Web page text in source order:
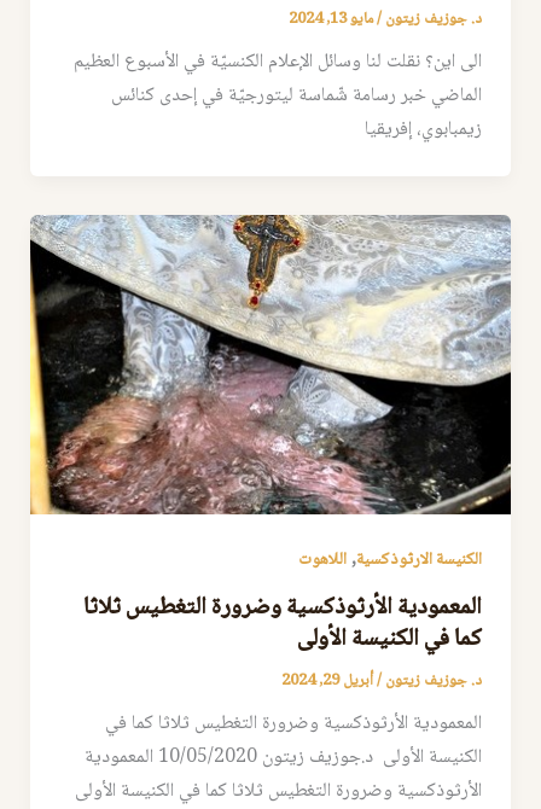
د. جوزيف زيتون/مايو 13, 2024
الى اين؟ نقلت لنا وسائل الإعلام الكنسيّة في الأسبوع العظيم
الماضي خبر رسامة شّماسة ليتورجيّة في إحدى كنائس
زيمبابوي، إفريقيا
الكنيسة الارثوذكسية,اللاهوت
المعمودية الأرثوذكسية وضرورة التغطيس ثلاثا
كما في الكنيسة الأولى
د. جوزيف زيتون/أبريل 29, 2024
المعمودية الأرثوذكسية وضرورة التغطيس ثلاثا كما في
الكنيسة الأولى د.جوزيف زيتون 10/05/2020 المعمودية
الأرثوذكسية وضرورة التغطيس ثلاثا كما في الكنيسة الأولى